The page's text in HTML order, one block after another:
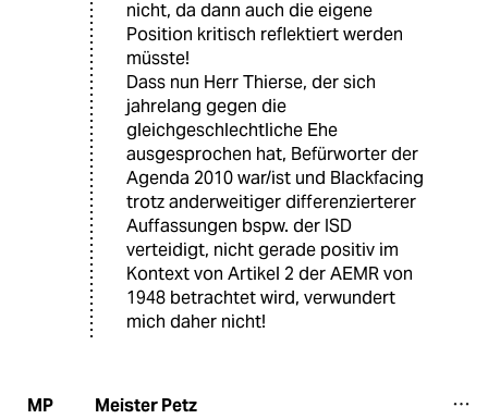
nicht, da dann auch die eigene
Position kritisch reflektiert werden
müsste!
Dass nun Herr Thierse, der sich
jahrelang gegen die
gleichgeschlechtliche Ehe
ausgesprochen hat, Befürworter der
Agenda 2010 war/ist und Blackfacing
trotz anderweitiger differenzierterer
Auffassungen bspw. der ISD
verteidigt, nicht gerade positiv im
Kontext von Artikel 2 der AEMR von
1948 betrachtet wird, verwundert
mich daher nicht!
MP Meister Petz